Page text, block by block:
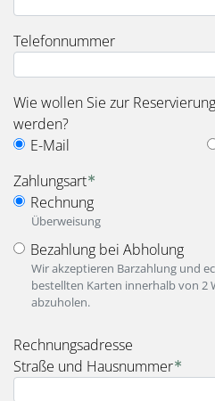
Telefonnummer
Wie wollen Sie zur
werden?
E-Mail
Zahlungsart
Rechnung
Überweisung
Bezahlung bei Abholung
Wir akzeptieren Barzahlung und
bestellten Karten innerhalb von 2
abzuholen.
fieldset_for_payment_options
Rechnungsadresse
Straße und Hausnummer